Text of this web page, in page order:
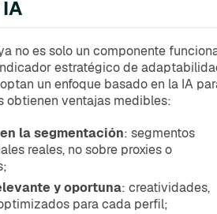
no es solo un componente
estratégico de
un enfoque basado en la IA
obtienen ventajas medibles:
la segmentación: segmentos
reales, no sobre proxies o
y oportuna: creatividades,
para cada perfil;